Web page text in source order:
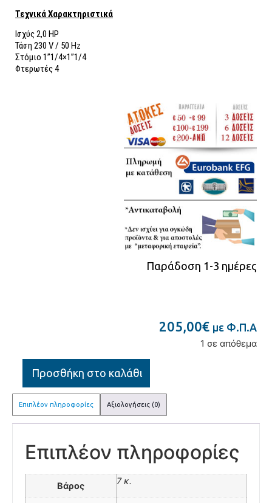
Τεχνικά Χαρακτηριστικά
Ισχύς 2,0 HP
Τάση 230 V / 50 Hz
Στόμιο 1”1/4×1”1/4
Φτερωτές 4
Παράδοση 1-3 ημέρες
205,00€ με Φ.Π.Α
1 σε απόθεμα
Προσθήκη στο καλάθι
Επιπλέον πληροφορίες Αξιολογήσεις (0)
Επιπλέον πληροφορίες
Βάρος 7 κ.